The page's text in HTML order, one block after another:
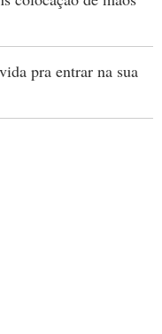
pra entrar na sua